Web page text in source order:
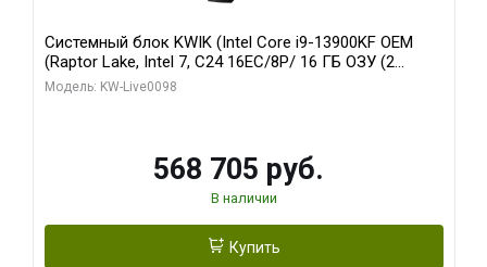
Системный блок KWIK (Intel Core i9-13900KF OEM
(Raptor Lake, Intel 7, C24 16EC/8P/ 16 ГБ ОЗУ (2
модуля)/ Afox RTX4090 24GB GDDR6X 384-Bit 3xDP
Модель: KW-Live0098
568 705 руб.
В наличии
Купить